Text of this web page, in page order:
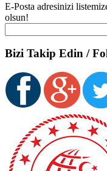
E-Posta adresinizi
olsun!
Bizi Takip Edin /